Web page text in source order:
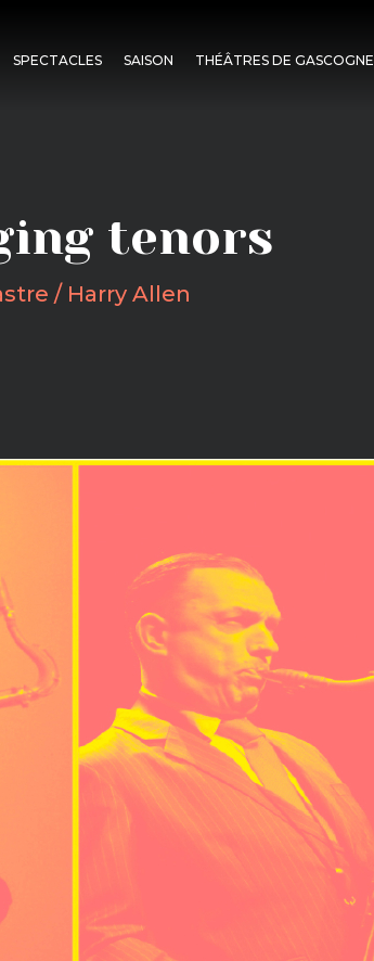
SPECTACLES SAISON THÉÂTRES DE GASCOGNE
tenors
/ Harry Allen